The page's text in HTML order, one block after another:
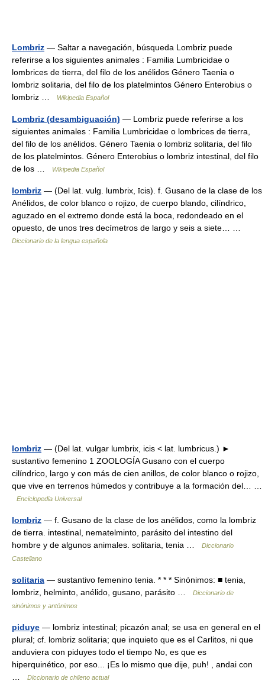
Lombriz — Saltar a navegación, búsqueda Lombriz puede
referirse a los siguientes animales : Familia Lumbricidae o
lombrices de tierra, del filo de los anélidos Género Taenia o
lombriz solitaria, del filo de los platelmintos Género Enterobius o
lombriz …
Wikipedia Español
Lombriz (desambiguación) — Lombriz puede referirse a los
siguientes animales : Familia Lumbricidae o lombrices de tierra,
del filo de los anélidos. Género Taenia o lombriz solitaria, del filo
de los platelmintos. Género Enterobius o lombriz intestinal, del filo
de los …
Wikipedia Español
lombriz — (Del lat. vulg. lumbrix, īcis). f. Gusano de la clase de los
Anélidos, de color blanco o rojizo, de cuerpo blando, cilíndrico,
aguzado en el extremo donde está la boca, redondeado en el
opuesto, de unos tres decímetros de largo y seis a siete… …
Diccionario de la lengua española
lombriz — (Del lat. vulgar lumbrix, icis < lat. lumbricus.) ►
sustantivo femenino 1 ZOOLOGÍA Gusano con el cuerpo
cilíndrico, largo y con más de cien anillos, de color blanco o rojizo,
que vive en terrenos húmedos y contribuye a la formación del… …
Enciclopedia Universal
lombriz — f. Gusano de la clase de los anélidos, como la lombriz
de tierra. intestinal, nematelminto, parásito del intestino del
hombre y de algunos animales. solitaria, tenia …
Diccionario
Castellano
solitaria — sustantivo femenino tenia. * * * Sinónimos: ■ tenia,
lombriz, helminto, anélido, gusano, parásito …
Diccionario de
sinónimos y antónimos
piduye — lombriz intestinal; picazón anal; se usa en general en el
plural; cf. lombriz solitaria; que inquieto que es el Carlitos, ni que
anduviera con piduyes todo el tiempo No, es que es
hiperquinético, por eso... ¡Es lo mismo que dije, puh! , andai con
Diccionario de chileno actual